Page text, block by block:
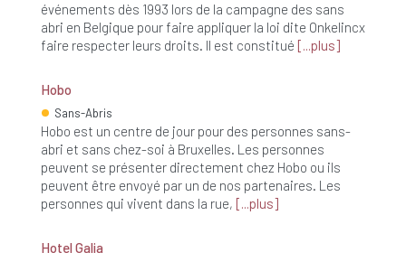
événements dès 1993 lors de la campagne des sans
abri en Belgique pour faire appliquer la loi dite Onkelincx
faire respecter leurs droits. Il est constitué
plus
Hobo
Sans-Abris
Hobo est un centre de jour pour des personnes sans-
abri et sans chez-soi à Bruxelles. Les personnes
peuvent se présenter directement chez Hobo ou ils
peuvent être envoyé par un de nos partenaires. Les
personnes qui vivent dans la rue,
plus
Hotel Galia